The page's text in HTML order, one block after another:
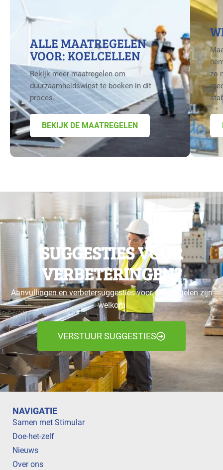
ALLE MAATREGELEN
VOOR: KOELCELLEN
Bekijk meer maatregelen om
duurzaamheidswinst te boeken in dit
proces.
BEKIJK DE MAATREGELEN
zo
SUGGESTIES VOOR
VERBETERINGEN?
Aanvullingen en verbetersuggesties voor maatregelen zijn
welkom
VERSTUUR SUGGESTIES
NAVIGATIE
Samen met Stimular
Doe-het-zelf
Nieuws
Over ons